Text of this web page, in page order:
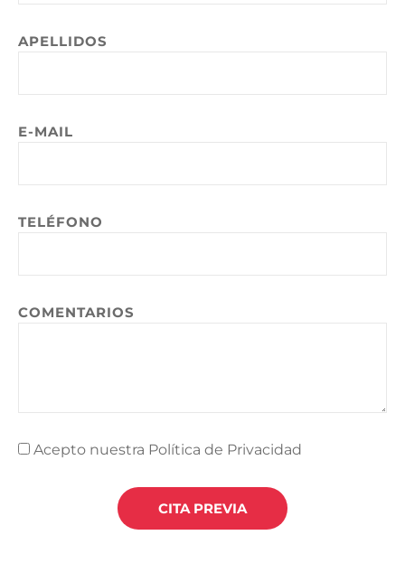
APELLIDOS
E-MAIL
TELÉFONO
COMENTARIOS
Acepto nuestra Política de Privacidad
CITA PREVIA